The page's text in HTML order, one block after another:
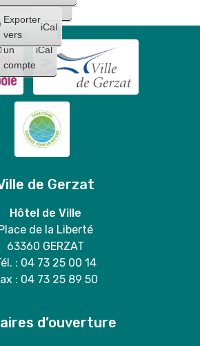
compte
Créer
un
compte
iCal
Exporter
vers
iCal
de Gerzat
Hôtel de Ville
de la Liberté
63360 GERZAT
: 04 73 25 00 14
: 04 73 25 89 50
d’ouverture